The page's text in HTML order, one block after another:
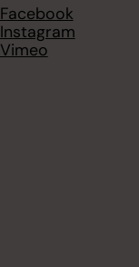
Facebook
Instagram
Vimeo